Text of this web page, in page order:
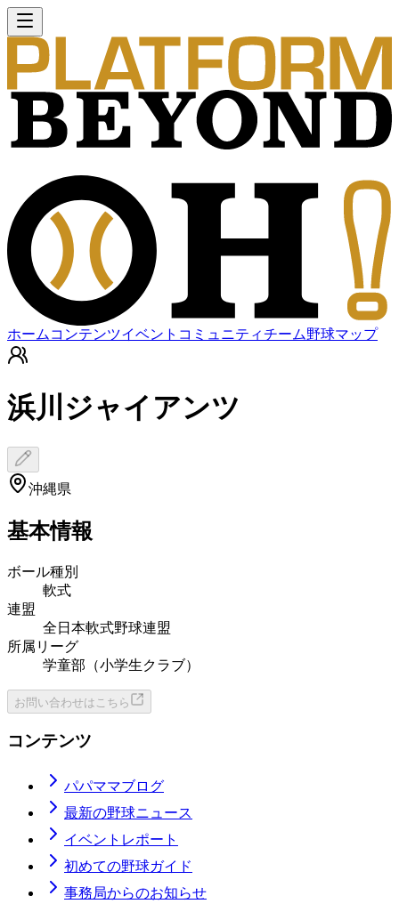
ホーム コンテンツイベント コミュニティチーム野球マップ
浜川ジャイアンツ
沖縄県
基本情報
ボール種別
軟式
連盟
全日本軟式野球連盟
所属リーグ
学童部（小学生クラブ）
お問い合わせはこちら
コンテンツ
パパママブログ
最新の野球ニュース
イベントレポート
初めての野球ガイド
事務局からのお知らせ